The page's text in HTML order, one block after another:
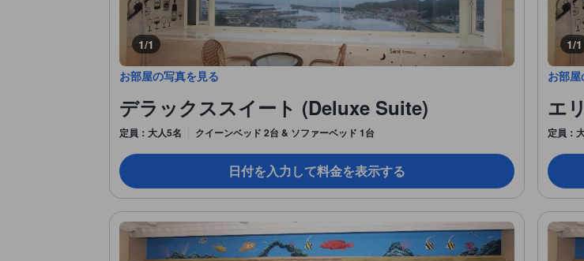
1/1
お部屋の写真を見る
デラックススイート (Deluxe Suite)
定員：大人5名 クイーンベッド 2台 & ソファーベッド 1台
日付を入力して料金を表示する
1/1
お部
エ
定員：